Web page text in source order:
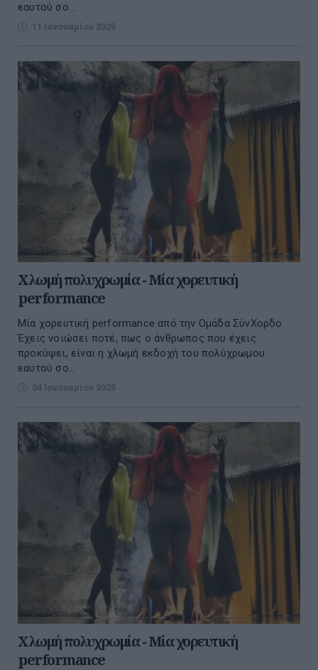
εαυτού σο...
11 Ιανουαρίου 2025
Χλωμή πολυχρωμία - Μία χορευτική
performance
Μία χορευτική performance από την Ομάδα ΣύνΧορδο.
Έχεις νοιώσει ποτέ, πως ο άνθρωπος που έχεις
προκύψει, είναι η χλωμή εκδοχή του πολύχρωμου
εαυτού σο...
04 Ιανουαρίου 2025
Χλωμή πολυχρωμία - Μία χορευτική
performance